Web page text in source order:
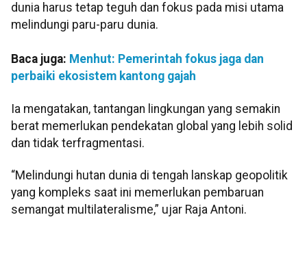
dunia harus tetap teguh dan fokus pada misi utama
melindungi paru-paru dunia.
Baca juga: Menhut: Pemerintah fokus jaga dan
perbaiki ekosistem kantong gajah
Ia mengatakan, tantangan lingkungan yang semakin
berat memerlukan pendekatan global yang lebih solid
dan tidak terfragmentasi.
“Melindungi hutan dunia di tengah lanskap geopolitik
yang kompleks saat ini memerlukan pembaruan
semangat multilateralisme,” ujar Raja Antoni.